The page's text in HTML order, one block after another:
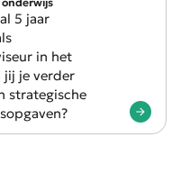
5 jaar
in het
jij je verder
strategische